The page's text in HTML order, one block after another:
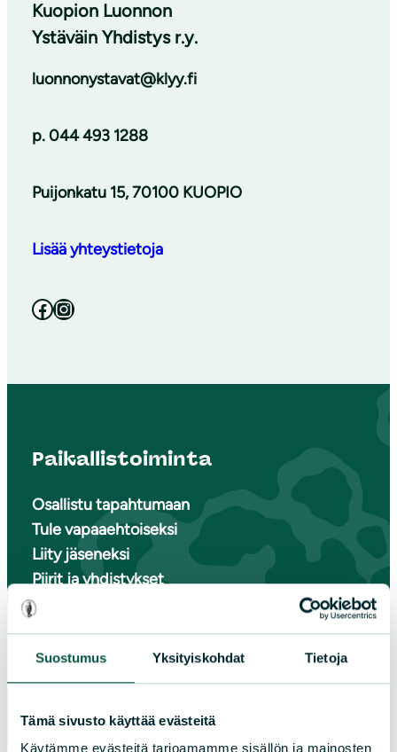
Suostumus Yksityiskohdat Tietoja
Tämä sivusto käyttää evästeitä
Käytämme evästeitä tarjoamamme sisällön ja mainosten
Kuopion Luonnon
Ystäväin Yhdistys r.y.
luonnonystavat@klyy.fi
p. 044 493 1288
Puijonkatu 15, 70100 KUOPIO
Lisää yhteystietoja
Facebook Instagram
Paikallistoiminta
Osallistu tapahtumaan
Tule vapaaehtoiseksi
Liity jäseneksi
Piirit ja yhdistykset
LIITY JÄSENEKSI
Suomen luonnonsuojeluliiton